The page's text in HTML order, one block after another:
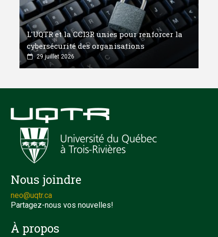
L'UQTR et la CCI3R unies pour renforcer la
cybersécurité des organisations
29 juillet 2026
Nous joindre
neo@uqtr.ca
Partagez-nous vos nouvelles!
À propos